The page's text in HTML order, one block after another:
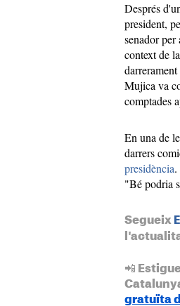
Després
president,
senador
context de
Mujica va
comptades
En una de
darrers
presidència.
"Bé podria
Segueix
📲
gratuïta